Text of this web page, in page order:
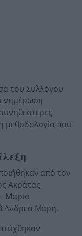
του Συλλόγου
ενημέρωση
μεθοδολογία που
από τον
Ακράτας,
Μάριο
Ανδρέα Μάρη.